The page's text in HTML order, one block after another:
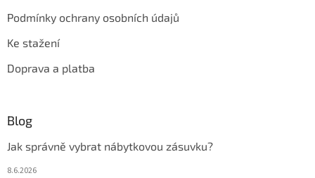
Podmínky ochrany osobních údajů
Ke stažení
Doprava a platba
Blog
Jak správně vybrat nábytkovou zásuvku?
8.6.2026